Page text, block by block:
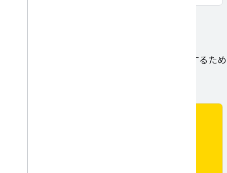
これらのモジュールでは、ML データを操作するた